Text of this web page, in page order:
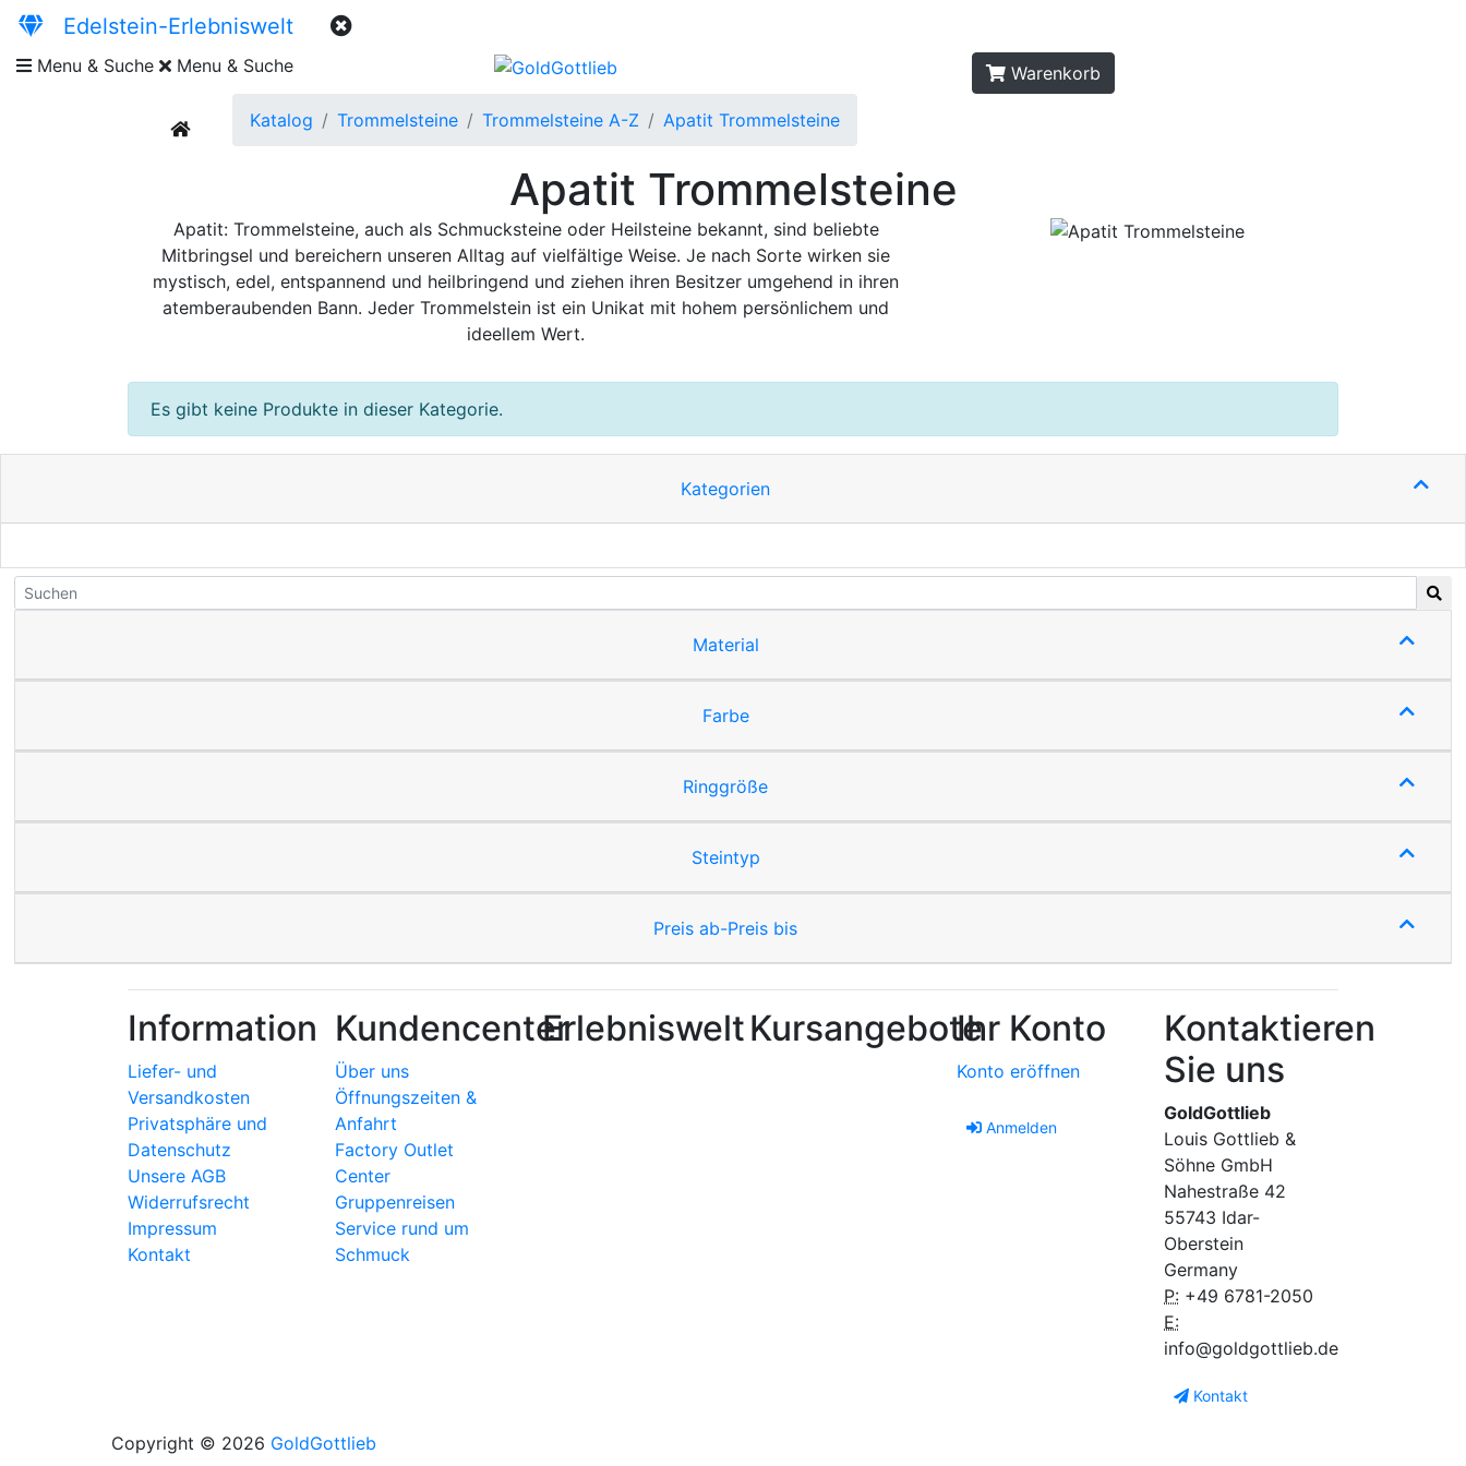
Edelstein-Erlebniswelt
Menu & Suche Menu & Suche Warenkorb
current Katalog Trommelsteine Trommelsteine A-Z Apatit Trommelsteine
Apatit Trommelsteine
Apatit: Trommelsteine, auch als Schmucksteine oder Heilsteine bekannt, sind beliebte
Mitbringsel und bereichern unseren Alltag auf vielfältige Weise. Je nach Sorte wirken sie
mystisch, edel, entspannend und heilbringend und ziehen ihren Besitzer umgehend in ihren
atemberaubenden Bann. Jeder Trommelstein ist ein Unikat mit hohem persönlichem und
ideellem Wert.
Es gibt keine Produkte in dieser Kategorie.
Kategorien
Material
Farbe
Ringgröße
Steintyp
Preis ab-Preis bis
Information
Liefer- und
Versandkosten
Privatsphäre und
Datenschutz
Unsere AGB
Widerrufsrecht
Impressum
Kontakt
Kundencenter
Über uns
Öffnungszeiten &
Anfahrt
Factory Outlet
Center
Gruppenreisen
Service rund um
Schmuck
ErlebnisweltKursangeboteIhr Konto
Konto eröffnen
Anmelden
Kontaktieren
Sie uns
GoldGottlieb
Louis Gottlieb &
Söhne GmbH
Nahestraße 42
55743 Idar-
Oberstein
Germany
P: +49 6781-2050
E:
info@goldgottlieb.de
Kontakt
Copyright © 2026 GoldGottlieb